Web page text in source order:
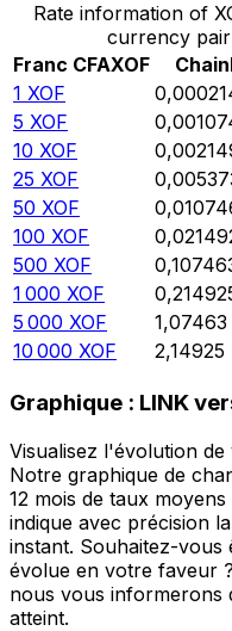
Rate information of
currency pair
Franc CFAXOF
1 XOF
5 XOF
10 XOF
25 XOF
50 XOF
100 XOF
500 XOF
1 000 XOF
5 000 XOF 1,07463
10 000 XOF 2,14925
Graphique : LINK
Visualisez l'évolution
Notre graphique de
12 mois de taux
indique avec précision
instant. Souhaitez-vous
évolue en votre faveur
nous vous informerons
atteint.